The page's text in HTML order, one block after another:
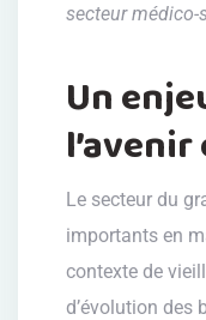
secteur médico-
Un
l’avenir
Le secteur du
importants en
contexte de
d’évolution des